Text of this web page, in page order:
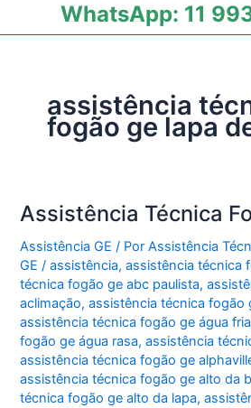
WhatsApp: 11
assistência
fogão ge lapa
Assistência Técnica
Assistência GE / PorAssistência
GE/assistência,assistência técnica
técnica fogão ge abc paulista,
aclimação,assistência técnica fogão
assistência técnica fogão ge água fria
fogão ge água rasa,assistência
assistência técnica fogão ge
assistência técnica fogão ge alto da
técnica fogão ge alto da lapa,